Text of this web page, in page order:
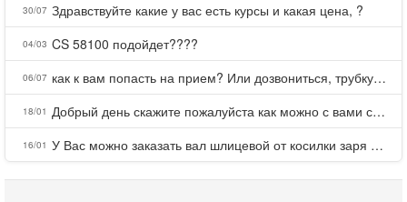
30/07 Здравствуйте какие у вас есть курсы и какая цена, ?
04/03 CS 58100 подойдет????
06/07 как к вам попасть на прием? Или дозвониться, трубку не берете.
18/01 Добрый день скажите пожалуйста как можно с вами связаться . Телефон не отвечает .Заказала кухню в тц Хороший есть претензии а менеджер контактов не дает .Что делать?
16/01 У Вас можно заказать вал шлицевой от косилки заря для мтз, который соединяет мотоблок с косилкой.?